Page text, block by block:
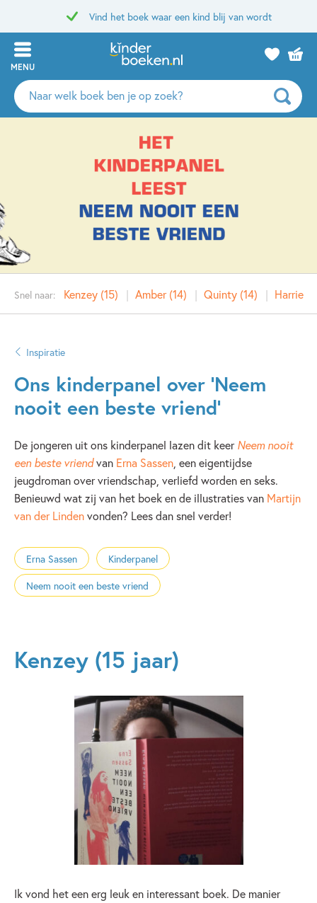
Vind het boek waar een kind blij van wordt
MENU
Zoeken
naar
Snel naar: Kenzey (15) Amber (14) Quinty (14) Harrie
Inspiratie
Ons kinderpanel over ‘Neem
nooit een beste vriend’
De jongeren uit ons kinderpanel lazen dit keerNeem nooit
een beste vriendvan Erna Sassen , een eigentijdse
jeugdroman over vriendschap, verliefd worden en seks.
Benieuwd wat zij van het boek en de illustraties van Martijn
van der Lindenvonden? Lees dan snel verder!
Erna Sassen
Kinderpanel
Neem nooit een beste vriend
Kenzey (15 jaar)
Ik vond het een erg leuk en interessant boek. De manier